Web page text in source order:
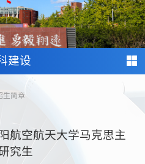
建设
生简章
航空航天大学马克思主
究生